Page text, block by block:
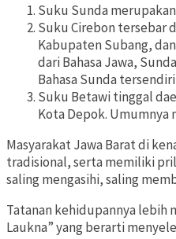
Suku Sunda
Suku Cirebon tersebar
Kabupaten Subang,
dari Bahasa Jawa,
Bahasa Sunda
Suku Betawi tinggal
Kota Depok. Umumnya
Masyarakat Jawa Barat di
tradisional, serta memiliki
saling mengasihi, saling
Tatanan kehidupannya lebih
Laukna” yang berarti